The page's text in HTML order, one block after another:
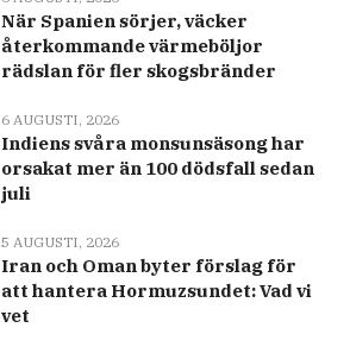
När Spanien sörjer, väcker
återkommande värmeböljor
rädslan för fler skogsbränder
6 AUGUSTI, 2026
Indiens svåra monsunsäsong har
orsakat mer än 100 dödsfall sedan
juli
5 AUGUSTI, 2026
Iran och Oman byter förslag för
att hantera Hormuzsundet: Vad vi
vet